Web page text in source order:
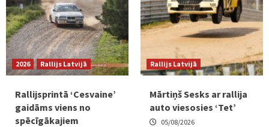
2026 Rallijs Latvijā
Rallijsprintā ‘Cesvaine’
gaidāms viens no
spēcīgākajiem
Rallijs Latvijā
Mārtiņš Sesks ar rallija
auto viesosies ‘Tet’
05/08/2026